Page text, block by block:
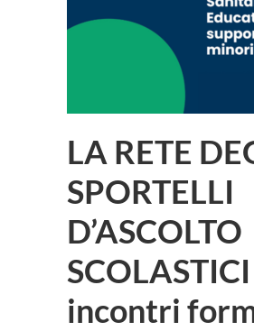
LA RETE
SPORTELLI
D’ASCOLTO
incontri